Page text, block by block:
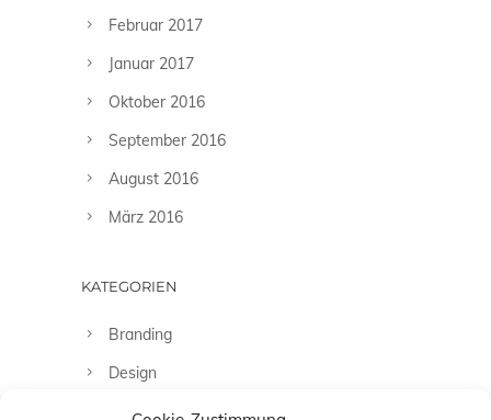
Februar 2017
Januar 2017
Oktober 2016
September 2016
August 2016
März 2016
KATEGORIEN
Branding
Design
Fashion